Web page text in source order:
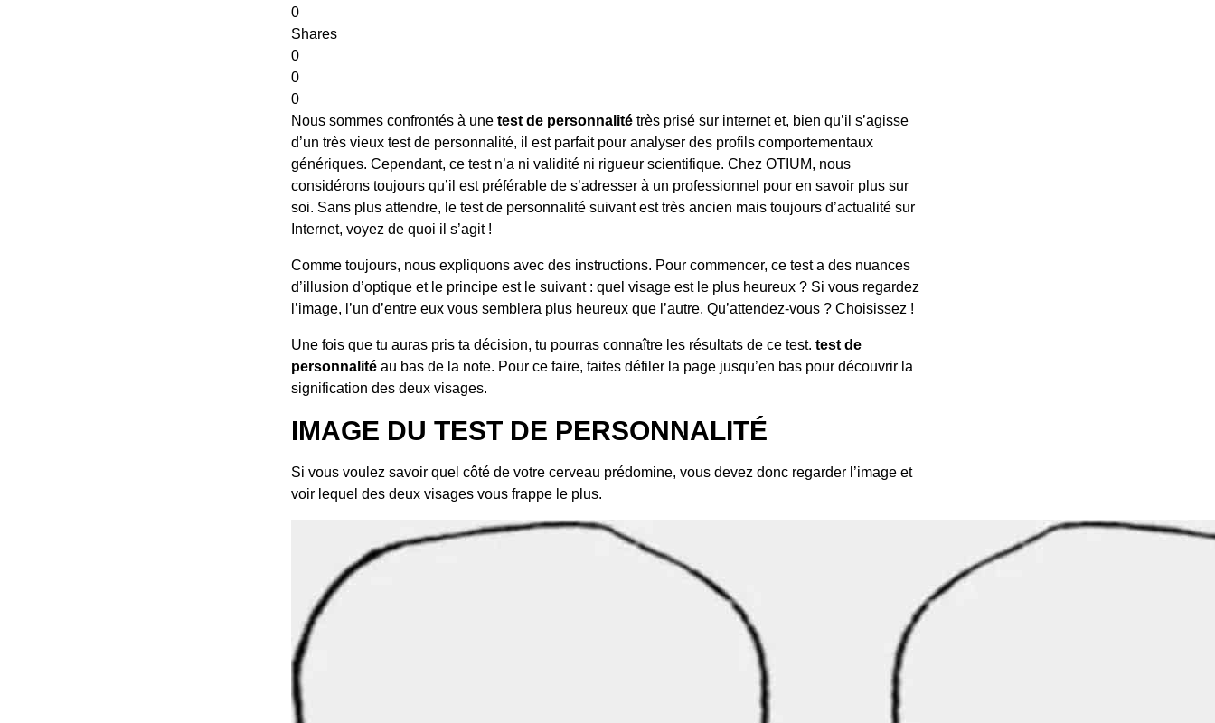
0
Shares
0
0
0
Nous sommes confrontés à une test de personnalité très prisé sur internet et, bien qu’il s’agisse
d’un très vieux test de personnalité, il est parfait pour analyser des profils comportementaux
génériques. Cependant, ce test n’a ni validité ni rigueur scientifique. Chez OTIUM, nous
considérons toujours qu’il est préférable de s’adresser à un professionnel pour en savoir plus sur
soi. Sans plus attendre, le test de personnalité suivant est très ancien mais toujours d’actualité sur
Internet, voyez de quoi il s’agit !
Comme toujours, nous expliquons avec des instructions. Pour commencer, ce test a des nuances
d’illusion d’optique et le principe est le suivant : quel visage est le plus heureux ? Si vous regardez
l’image, l’un d’entre eux vous semblera plus heureux que l’autre. Qu’attendez-vous ? Choisissez !
Une fois que tu auras pris ta décision, tu pourras connaître les résultats de ce test. test de
personnalité au bas de la note. Pour ce faire, faites défiler la page jusqu’en bas pour découvrir la
signification des deux visages.
IMAGE DU TEST DE PERSONNALITÉ
Si vous voulez savoir quel côté de votre cerveau prédomine, vous devez donc regarder l’image et
voir lequel des deux visages vous frappe le plus.